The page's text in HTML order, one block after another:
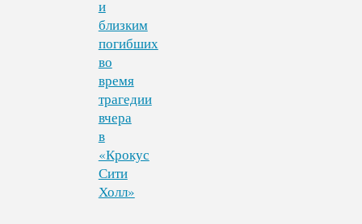
и
близким
погибших
во
время
трагедии
вчера
в
«Крокус
Сити
Холл»